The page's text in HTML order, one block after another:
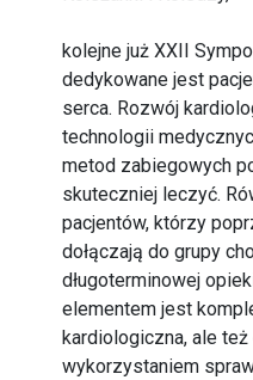
kolejne już XXII
dedykowane jest
serca. Rozwój
technologii
metod zabiegowych
skuteczniej leczyć.
pacjentów, którzy
dołączają do grupy
długoterminowej
elementem jest
kardiologiczna, ale
wykorzystaniem